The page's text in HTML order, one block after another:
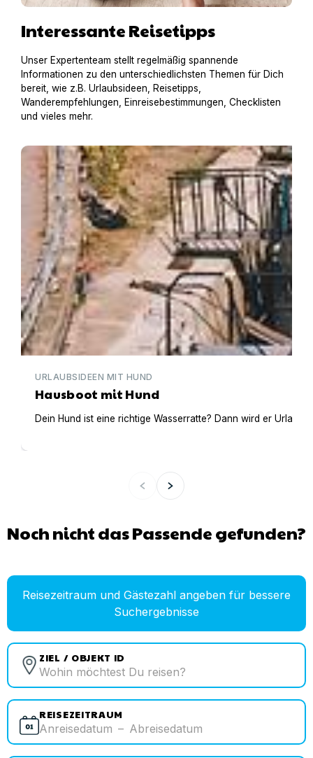
Interessante Reisetipps
Unser Expertenteam stellt regelmäßig spannende
Informationen zu den unterschiedlichsten Themen für Dich
bereit, wie z.B. Urlaubsideen, Reisetipps,
Wanderempfehlungen, Einreisebestimmungen, Checklisten
und vieles mehr.
Hausboot mit Hund
URLAUBSIDEEN MIT HUND
Hausboot mit Hund
Dein Hund ist eine richtige Wasserratte? Dann wird er
Noch nicht das Passende gefunden?
Reisezeitraum und Gästezahl angeben für bessere
Suchergebnisse
ZIEL / OBJEKT ID
REISEZEITRAUM
Anreisedatum – Abreisedatum